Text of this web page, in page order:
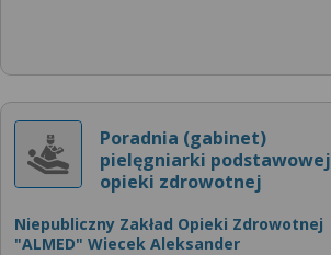
Poradnia (gabinet)
pielęgniarki podstawowej
opieki zdrowotnej
Niepubliczny Zakład Opieki Zdrowotnej
"ALMED" Wiecek Aleksander